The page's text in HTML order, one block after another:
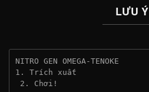
LƯU Ý
NITRO GEN OMEGA-TENOKE
1. Trích xuất
2. Chơi!